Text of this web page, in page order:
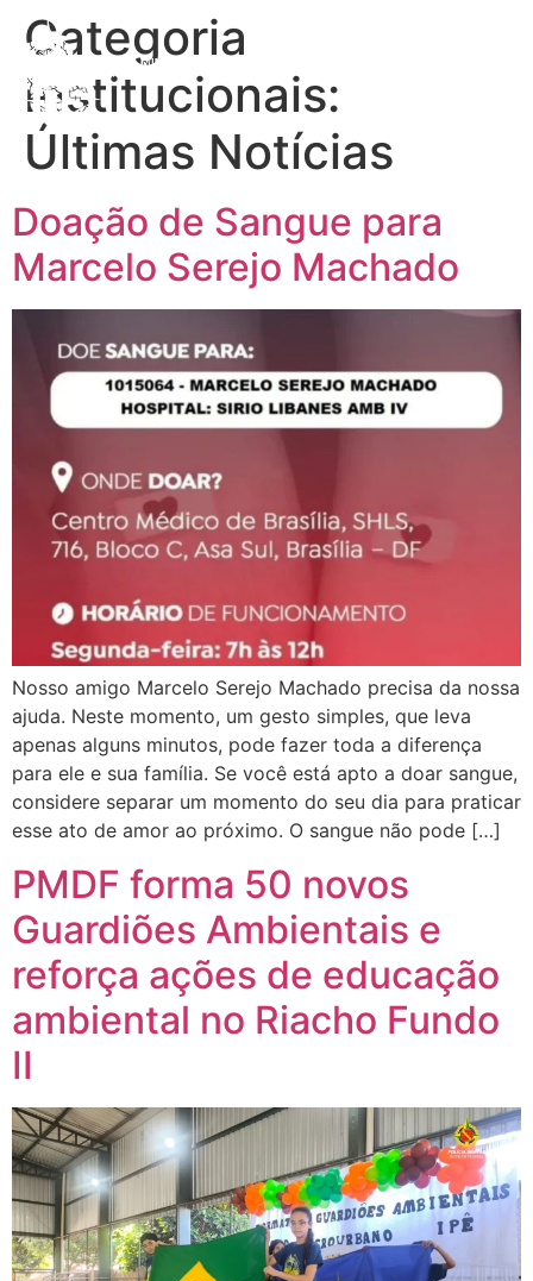
Categoria
Institucionais:
Últimas Notícias
Doação de Sangue para
Marcelo Serejo Machado
Nosso amigo Marcelo Serejo Machado precisa da nossa
ajuda. Neste momento, um gesto simples, que leva
apenas alguns minutos, pode fazer toda a diferença
para ele e sua família. Se você está apto a doar sangue,
considere separar um momento do seu dia para praticar
esse ato de amor ao próximo. O sangue não pode […]
PMDF forma 50 novos
Guardiões Ambientais e
reforça ações de educação
ambiental no Riacho Fundo
II